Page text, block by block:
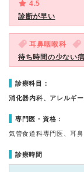
4.5
診断が早い
耳鼻咽喉科
待ち時間の少ない
診療科目：
消化器内科、アレルギ
専門医・資格：
気管食道科専門医、耳
診療時間